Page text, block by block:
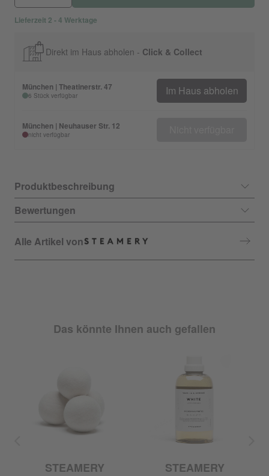
Lieferzeit 2 - 4 Werktage
Direkt im Haus abholen - Click & Collect
München | Theatinerstr. 47
6 Stück verfügbar Im Haus abholen
München | Neuhauser Str. 12
nicht verfügbar
Produktbeschreibung
Bewertungen
Alle Artikel von
Das könnte Ihnen auch gefallen
STEAMERY
STEAMERY